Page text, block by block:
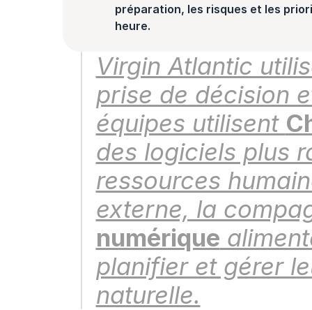
préparation, les risques et les
heure.
Virgin Atlantic
prise de décision
équipes utilisent
des logiciels plus
ressources
externe, la
numérique
planifier et gérer
naturelle.